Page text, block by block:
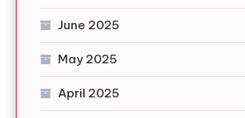
June 2025
May 2025
April 2025